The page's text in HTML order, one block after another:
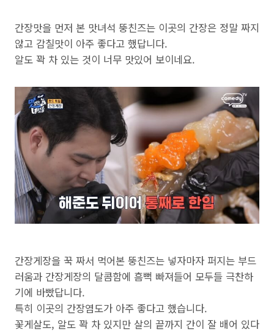
간장맛을 먼저 본 맛녀석 뚱친즈는 이곳의 간장은 정말 짜지
않고 감칠맛이 아주 좋다고 했답니다.
알도 꽉 차 있는 것이 너무 맛있어 보이네요.
간장게장을 꾹 짜서 먹어본 뚱친즈는 넣자마자 퍼지는 부드
러움과 간장게장의 달콤함에 흠뻑 빠져들어 모두들 극찬하
기에 바빴답니다.
특히 이곳의 간장염도가 아주 좋다고 했습니다.
꽃게살도, 알도 꽉 차 있지만 살의 끝까지 간이 잘 배어 있다